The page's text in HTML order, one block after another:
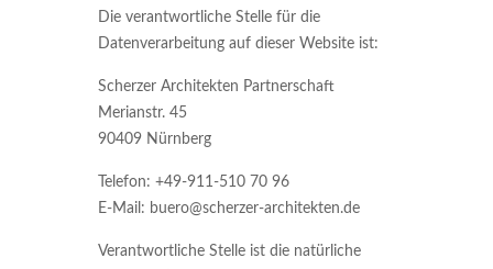
Die verantwortliche Stelle für die
Datenverarbeitung auf dieser Website ist:
Scherzer Architekten Partnerschaft
Merianstr. 45
90409 Nürnberg
Telefon: +49-911-510 70 96
E-Mail: buero@scherzer-architekten.de
Verantwortliche Stelle ist die natürliche